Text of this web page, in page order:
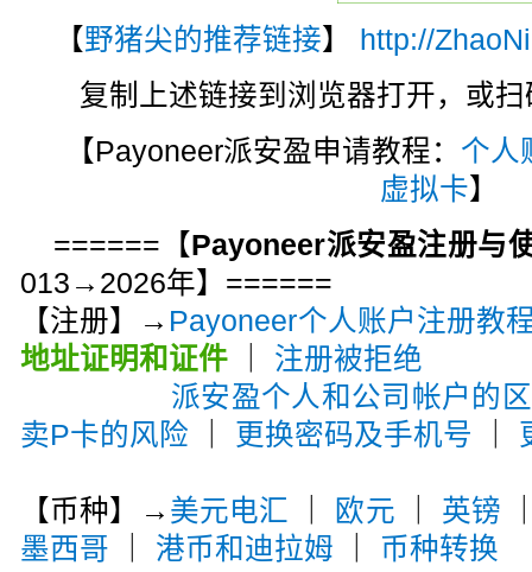
【野猪尖的推荐链接】
http://
复制上述链接到浏览器打开，或
【Payoneer派安盈申请教程： 个人
虚拟卡】
======【Payoneer派安盈注册与
013→2026年】======
【注册】→ Payoneer个人账户注册教
地址证明和证件
注册被拒绝
派安盈个人和公司帐户的
卖P卡的风险
更换密码及手机号
【币种】→ 美元电汇 欧元 英镑
墨西哥
港币和迪拉姆 币种转换